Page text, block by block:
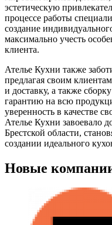
эстетическую
процессе работы
создание
максимально учесть
клиента.
Ателье Кухни также
предлагая своим
и доставку, а также
гарантию на всю
уверенность в качестве
Ателье Кухни завоевало
Брестской области,
создании идеального
Новые